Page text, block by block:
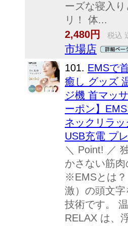
ーズな寝入
リ！ 体...
2,480円
税込
市場店
101. EMSで
癒し グッズ
ジ機 首マッ
ーポン】
ネックリラ
USB充電 プ
＼ Point! ／
かさない筋
※EMSとは？
激）の頭文
技術です。
RELAX は、